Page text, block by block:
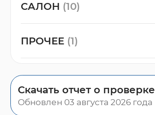
САЛОН (10)
ПРОЧЕЕ (1)
Скачать отчет о проверке
Обновлен 03 августа 2026 года